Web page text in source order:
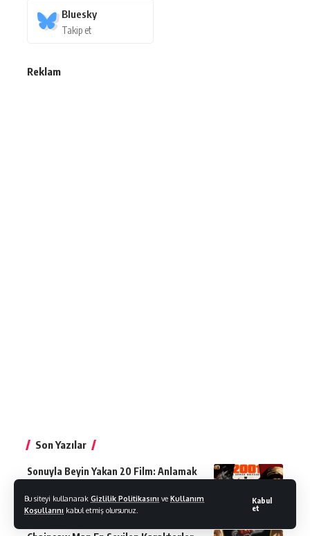
Bu siteyi kullanarak Gizlilik Politikasını ve Kullanım
Koşullarını kabul etmiş olursunuz.
Kabul
et
Bluesky
Takip et
Reklam
Son Yazılar
Sonuyla Beyin Yakan 20 Film: Anlamak
Film 2 Aralık 2025